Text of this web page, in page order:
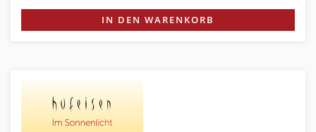
IN DEN WARENKORB